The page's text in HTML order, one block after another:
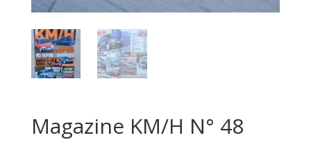
Magazine KM/H N° 48